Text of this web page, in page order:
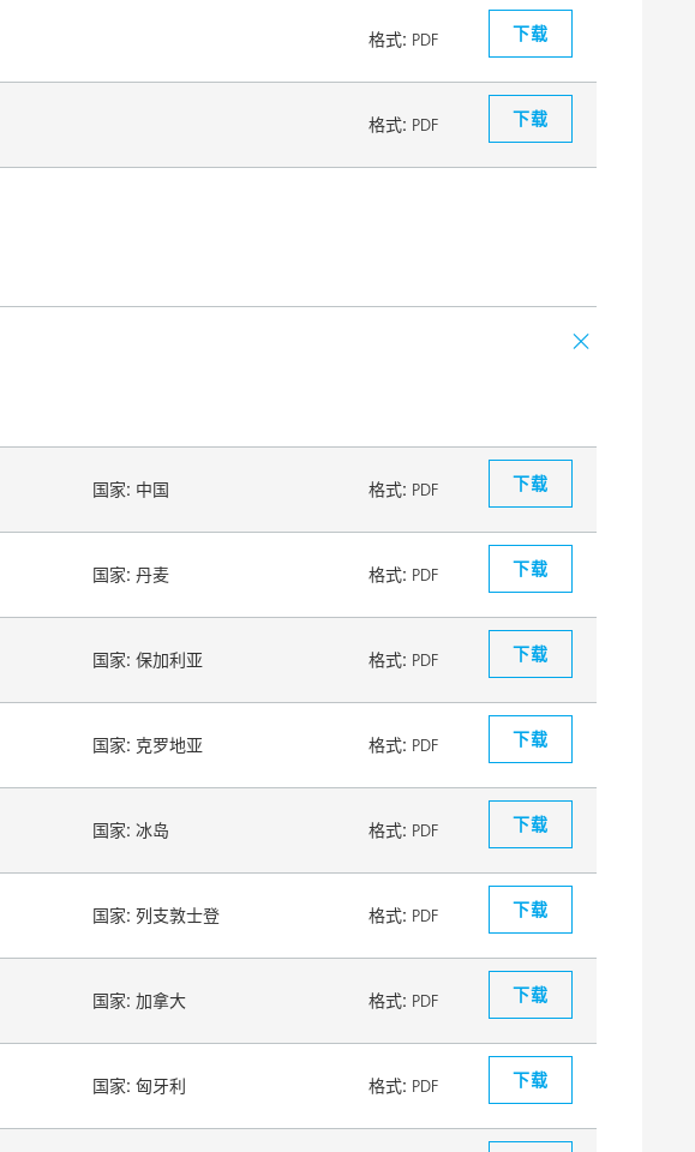
格式: PDF 下载
格式: PDF 下载
国家: 中国 格式: PDF 下载
国家: 丹麦 格式: PDF 下载
国家: 保加利亚 格式: PDF 下载
国家: 克罗地亚 格式: PDF 下载
国家: 冰岛 格式: PDF 下载
国家: 列支敦士登 格式: PDF 下载
国家: 加拿大 格式: PDF 下载
国家: 匈牙利 格式: PDF 下载